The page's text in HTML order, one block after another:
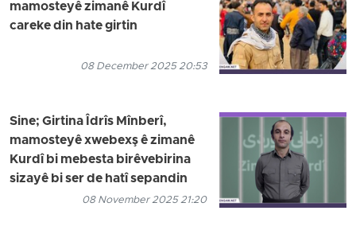
mamosteyê zimanê Kurdî
careke din hate girtin
08 December 2025 20:53
Sine; Girtina Îdrîs Mînberî,
mamosteyê xwebexş ê zimanê
Kurdî bi mebesta birêvebirina
sizayê bi ser de hatî sepandin
08 November 2025 21:20